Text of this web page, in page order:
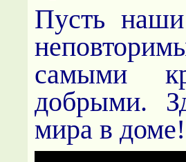
Пусть
самыми
добрыми.
мира в доме!